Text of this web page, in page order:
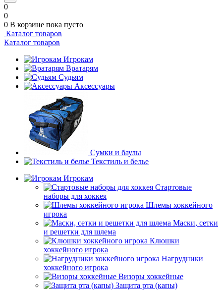
0
0
0 В корзине пока пусто
Каталог товаров
Каталог товаров
Игрокам
Вратарям
Судьям
Аксессуары
Сумки и баулы
Текстиль и белье
Игрокам
Стартовые
наборы для хоккея
Шлемы хоккейного
игрока
Маски, сетки
и решетки для шлема
Клюшки
хоккейного игрока
Нагрудники
хоккейного игрока
Визоры хоккейные
Защита рта (капы)